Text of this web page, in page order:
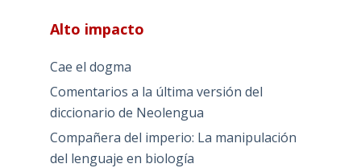
Alto impacto
Cae el dogma
Comentarios a la última versión del
diccionario de Neolengua
Compañera del imperio: La manipulación
del lenguaje en biología